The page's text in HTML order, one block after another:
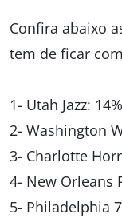
Confira abaixo
tem de ficar
1- Utah Jazz: 14%
2- Washington
3- Charlotte
4- New Orleans
5- Philadelphia